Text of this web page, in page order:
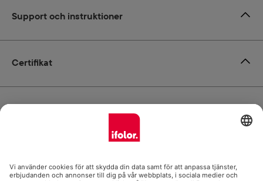
Certifikat
Support och instruktioner